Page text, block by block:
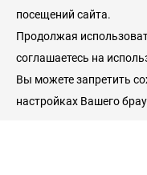
посещений сайта.
Продолжая
соглашаетесь на
Вы можете запретить
настройках Вашего